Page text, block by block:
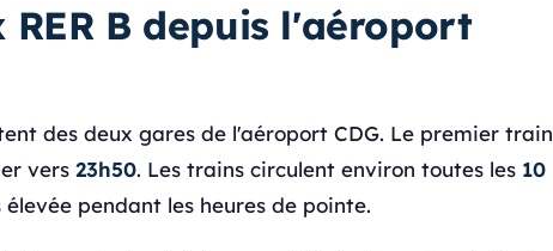
B depuis l'aéroport
des deux gares de l'aéroport CDG. Le premier train
vers 23h50. Les trains circulent environ toutes les 10
pendant les heures de pointe.